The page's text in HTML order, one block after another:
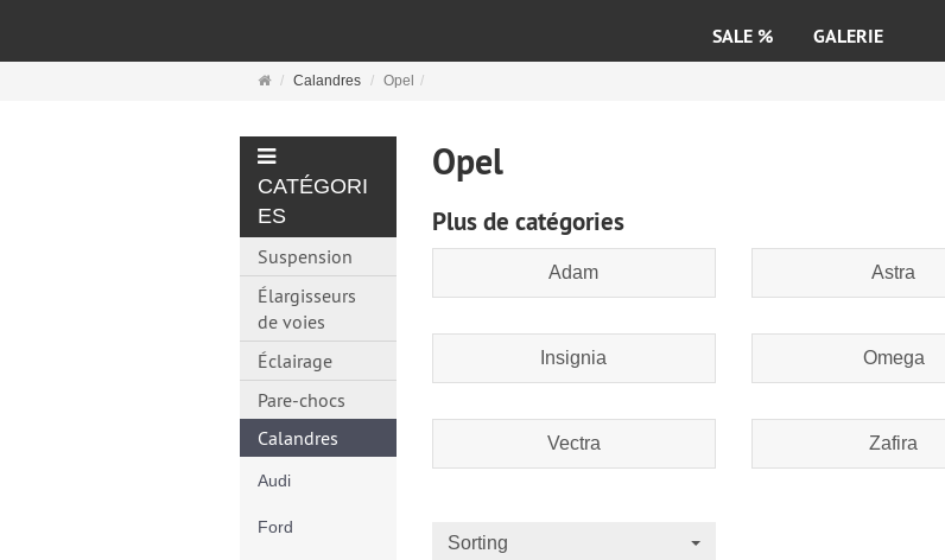
SALE %
GALERIE
PageCalandres Opel
Opel
Plus de catégories
Adam Astra
Insignia Omega
Vectra Zafira
Sorting
CATÉGORI
ES
Suspension
Élargisseurs
de voies
Éclairage
Pare-chocs
Calandres
Audi
Ford